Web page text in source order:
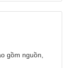
gồm nguồn,